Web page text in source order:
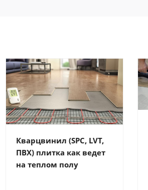
Кварцвинил (SPC, LVT,
ПВХ) плитка как ведет
на теплом полу